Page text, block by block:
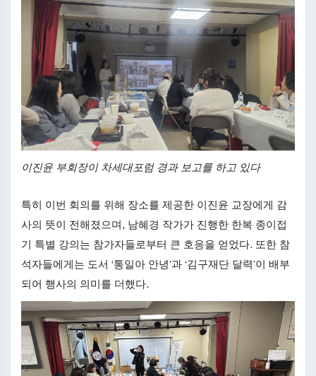
이진윤 부회장이 차세대포럼 경과 보고를 하고 있다
특히 이번 회의를 위해 장소를 제공한 이진윤 교장에게 감
사의 뜻이 전해졌으며, 남혜경 작가가 진행한 한복 종이접
기 특별 강의는 참가자들로부터 큰 호응을 얻었다. 또한 참
석자들에게는 도서 ‘통일아 안녕’과 ‘김구재단 달력’이 배부
되어 행사의 의미를 더했다.